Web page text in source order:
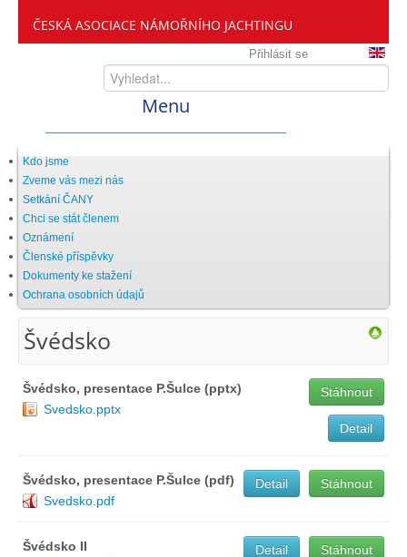
ČESKÁ ASOCIACE NÁMOŘNÍHO JACHTINGU
Přihlásit se
Menu
Home
ČANY
Kdo jsme
Zveme vás mezi nás
Setkání ČANY
Oznámení
Členské příspěvky
Kdo jsme
Zveme vás mezi nás
Setkání ČANY
Chci se stát členem
Oznámení
Členské příspěvky
Dokumenty ke stažení
Ochrana osobních údajů
Švédsko
Švédsko, presentace P.Šulce (pptx)
Svedsko.pptx
Stáhnout
Detail
Švédsko, presentace P.Šulce (pdf)
Svedsko.pdf
Stáhnout
Detail
Švédsko II
Stáhnout
Detail